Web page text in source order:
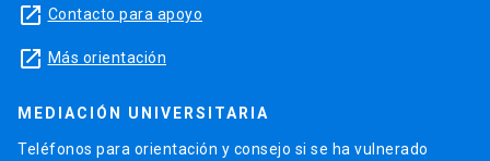
launch Contacto para apoyo
launch Más orientación
MEDIACIÓN UNIVERSITARIA
Teléfonos para orientación y consejo si se ha vulnerado